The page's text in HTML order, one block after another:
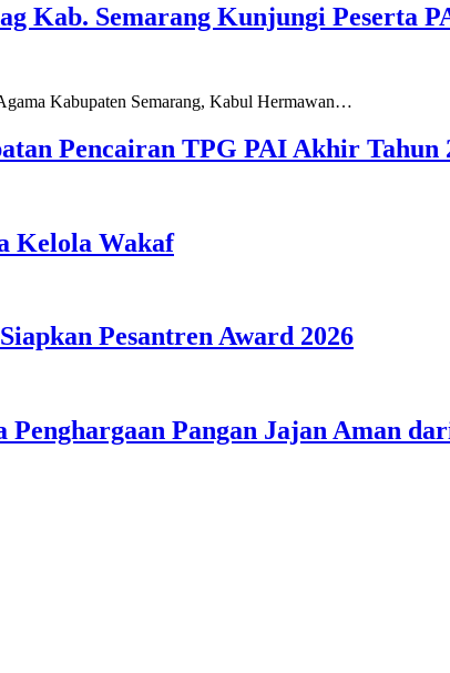
Kab. Semarang Kunjungi Peserta
Kabupaten Semarang, Kabul Hermawan…
Pencairan TPG PAI Akhir Tahun
Kelola Wakaf
Pesantren Award 2026
Pangan Jajan Aman